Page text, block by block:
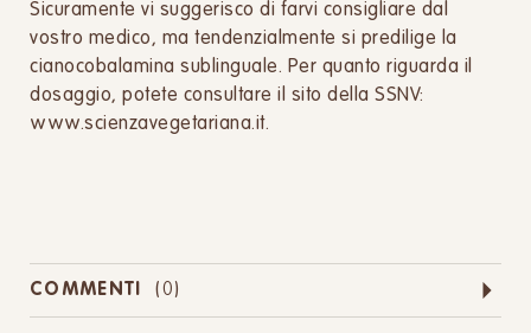
Sicuramente vi suggerisco di farvi consigliare dal
vostro medico, ma tendenzialmente si predilige la
cianocobalamina sublinguale. Per quanto riguarda il
dosaggio, potete consultare il sito della SSNV:
www.scienzavegetariana.it.
COMMENTI (0)